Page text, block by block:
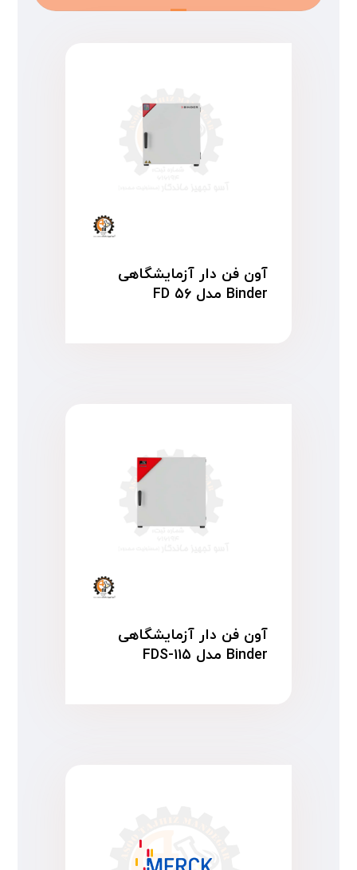
آون فن دار آزمایشگاهی
Binder مدل FD ۵۶
آون فن دار آزمایشگاهی
Binder مدل FDS-۱۱۵